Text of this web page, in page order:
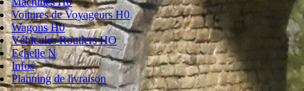
Voitures de Voyageurs H0
Wagons H0
Véhicules Routiers HO
Echelle N
Infos
Planning de livraison